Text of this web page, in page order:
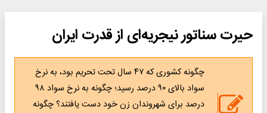
حیرت سناتور نیجریه‌ای از قدرت ایران
چگونه کشوری که ۴۷ سال تحت تحریم بود، به نرخ
سواد بالای ۹۰ درصد رسید؛ چگونه به نرخ سواد ۹۸
درصد برای شهروندان زن خود دست یافتند؟ چگونه